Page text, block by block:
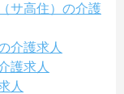
サ高住）の介護
介護求人
護求人
人